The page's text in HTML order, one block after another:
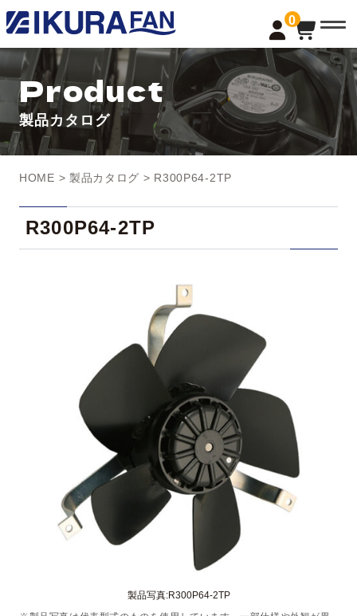
0
t
o
g
l
e
a
v
i
g
a
n
Product
製品カタログ
HOME > 製品カタログ > R300P64-2TP
R300P64-2TP
製品写真:R300P64-2TP